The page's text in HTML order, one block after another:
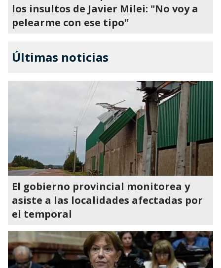
los insultos de Javier Milei: "No voy a
pelearme con ese tipo"
Últimas noticias
El gobierno provincial monitorea y
asiste a las localidades afectadas por
el temporal